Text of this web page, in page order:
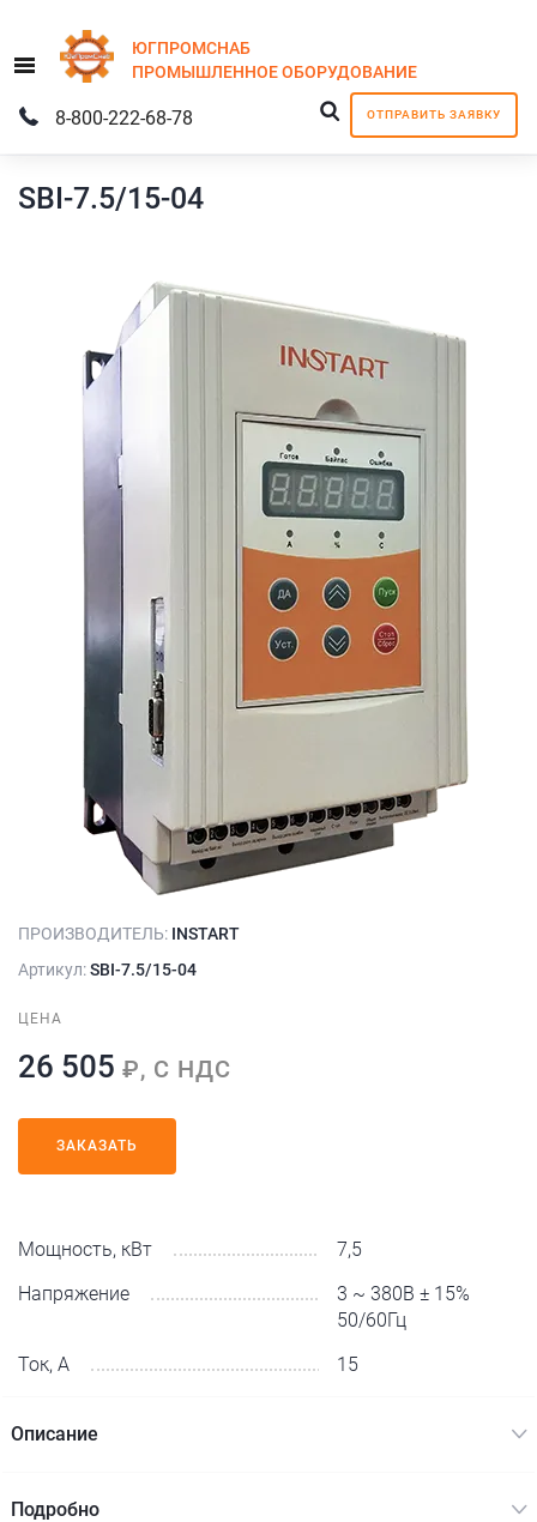
Menu
ЮГПРОМСНАБ
ПРОМЫШЛЕННОЕОБОРУДОВАНИЕ
ОТПРАВИТЬ ЗАЯВКУ
8-800-222-68-78
SBI-7.5/15-04
ПРОИЗВОДИТЕЛЬ: INSTART
Артикул:SBI-7.5/15-04
ЦЕНА
26 505 ₽, С НДС
ЗАКАЗАТЬ
Мощность, кВт
7,5
Напряжение
3 ~ 380В ± 15%
50/60Гц
Ток, А
15
Описание
Подробно